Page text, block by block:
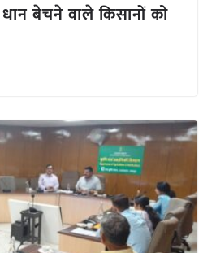
बेचने वाले किसानों को